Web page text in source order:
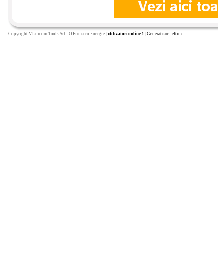
Copyright Vladicom Tools Srl - O Firma cu Energie | utilizatori online 1 Generatoare Ieftine